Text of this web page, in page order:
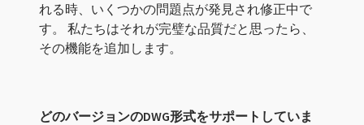
れる時、いくつかの問題点が発見され修正中で
す。 私たちはそれが完璧な品質だと思ったら、
その機能を追加します。
どのバージョンのDWG形式をサポートしていま